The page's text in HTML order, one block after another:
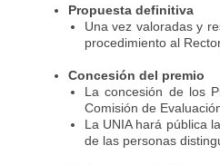
Propuesta definitiva
Una vez valoradas y
procedimiento al
Concesión del premio
La concesión de los
Comisión de
La UNIA hará pública
de las personas